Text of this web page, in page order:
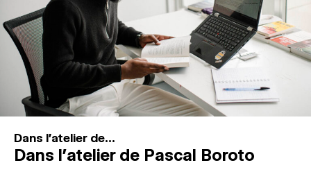
Dans l'atelier de...
Dans l’atelier de Pascal Boroto